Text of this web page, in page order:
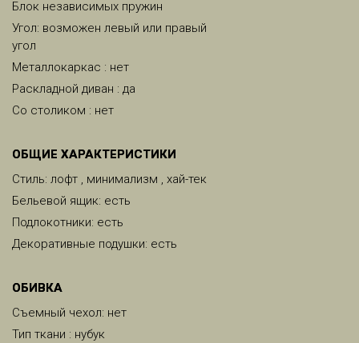
Блок независимых пружин
Угол: возможен левый или правый
угол
Металлокаркас : нет
Раскладной диван : да
Со столиком : нет
ОБЩИЕ ХАРАКТЕРИСТИКИ
Стиль: лофт , минимализм , хай-тек
Бельевой ящик: есть
Подлокотники: есть
Декоративные подушки: есть
ОБИВКА
Съемный чехол: нет
Тип ткани : нубук